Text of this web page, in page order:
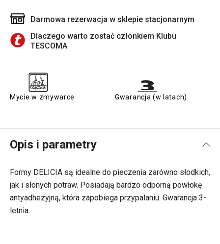
Darmowa rezerwacja w sklepie stacjonarnym
Dlaczego warto zostać członkiem Klubu
TESCOMA
Mycie w zmywarce Gwarancja (w latach)
Opis i parametry
Formy DELICIA są idealne do pieczenia zarówno słodkich,
jak i słonych potraw. Posiadają bardzo odporną powłokę
antyadhezyjną, która zapobiega przypalaniu. Gwarancja 3-
letnia.